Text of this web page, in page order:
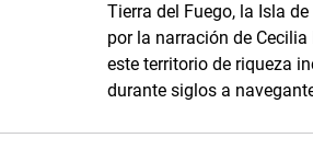
Tierra del Fuego, la Isla
por la narración de
este territorio de riqueza
durante siglos a